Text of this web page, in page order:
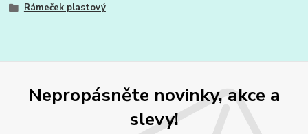
Rámeček plastový
Nepropásněte novinky, akce a
slevy!